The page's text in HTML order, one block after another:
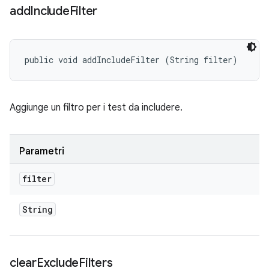
addIncludeFilter
public void addIncludeFilter (String filter)
Aggiunge un filtro per i test da includere.
Parametri
filter
String
clearExcludeFilters